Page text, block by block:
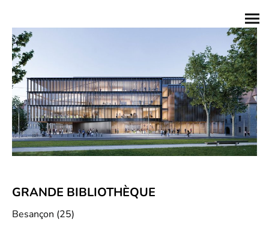
GRANDE BIBLIOTHÈQUE
Besançon (25)